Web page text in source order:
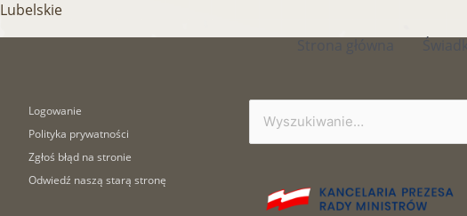
Lubelskie
Logowanie
Polityka prywatności
Zgłoś błąd na stronie
Odwiedź naszą starą stronę
Szukaj
dla: